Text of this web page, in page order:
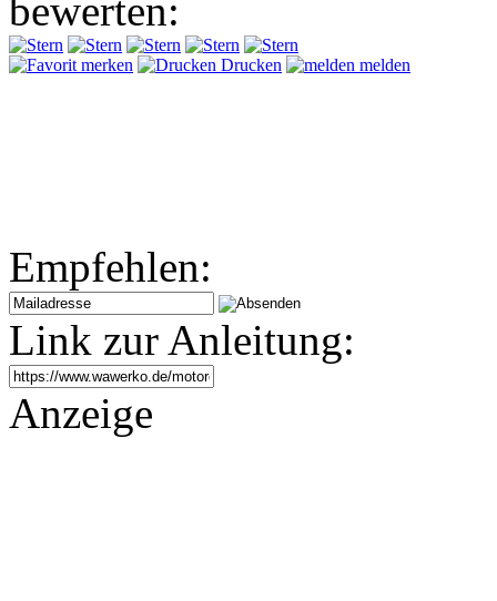
bewerten:
merken Drucken melden
Empfehlen:
Link zur Anleitung:
Anzeige